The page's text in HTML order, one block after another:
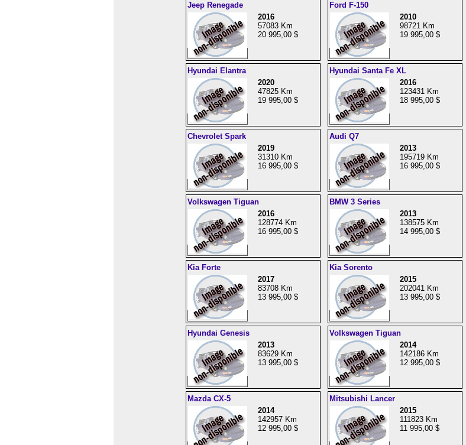
Jeep Renegade
2016
57083 Km
20 995,00 $
Ford F-150
2010
98721 Km
19 995,00 $
Hyundai Elantra
2020
47825 Km
19 995,00 $
Hyundai Santa Fe XL
2016
123431 Km
18 995,00 $
Chevrolet Spark
2019
31310 Km
16 995,00 $
Audi Q7
2013
195719 Km
16 995,00 $
Volkswagen Tiguan
2016
128774 Km
16 995,00 $
BMW 3 Series
2013
138575 Km
14 995,00 $
Kia Forte
2017
83708 Km
13 995,00 $
Kia Sorento
2015
202041 Km
13 995,00 $
Hyundai Genesis
2013
83629 Km
13 995,00 $
Volkswagen Tiguan
2014
142186 Km
12 995,00 $
Mazda CX-5
2014
142957 Km
12 995,00 $
Mitsubishi Lancer
2015
111823 Km
11 995,00 $